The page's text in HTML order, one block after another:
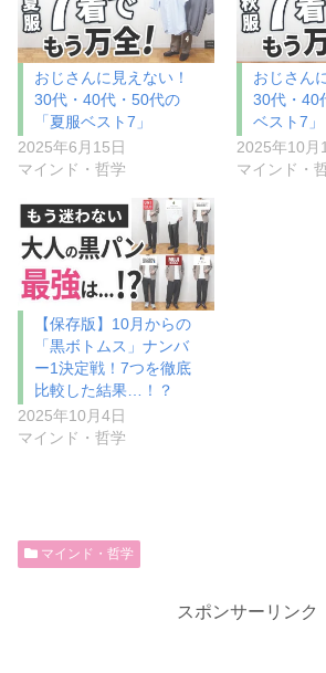
おじさんに見えない！
30代・40代・50代の
「夏服ベスト7」
2025年6月15日
マインド・哲学
おじさん
30代・40
ベスト7」
2025年10月
マインド・
【保存版】10月からの
「黒ボトムス」ナンバ
ー1決定戦！7つを徹底
比較した結果…！？
2025年10月4日
マインド・哲学
マインド・哲学
スポンサーリンク